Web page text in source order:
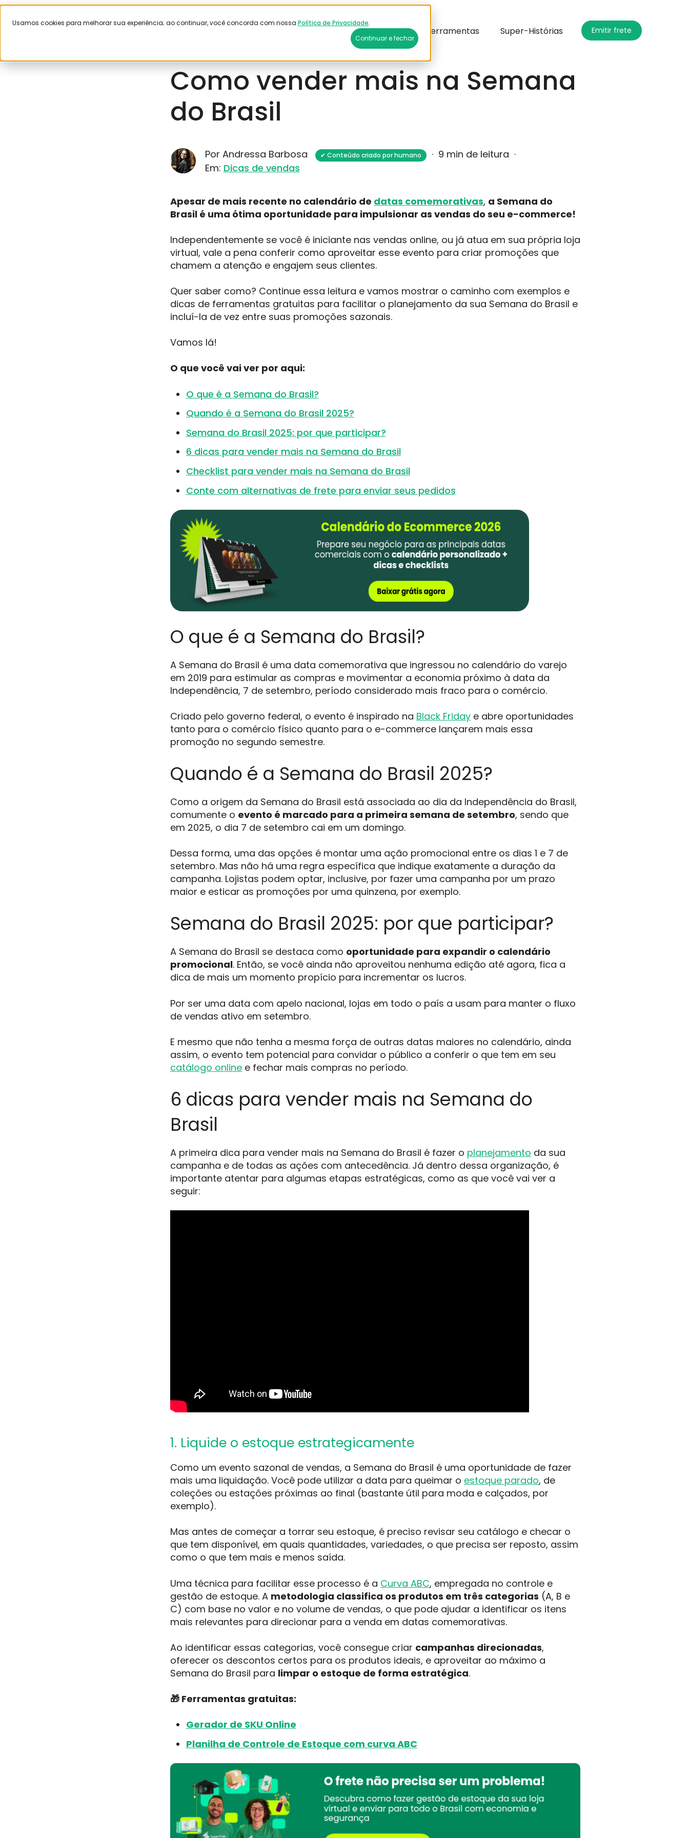
Usamos cookies para melhorar sua experiência; ao continuar, você concorda com nossa Política de Privacidade.
Continuar e fechar
Sobre a Plataforma Ferramentas Super-Histórias Emitir frete
Como vender mais na Semana
do Brasil
Por Andressa Barbosa ✔ Conteúdo criado por humano · 9 min de leitura ·
Em: Dicas de vendas
Apesar de mais recente no calendário de datas comemorativas, a Semana do
Brasil é uma ótima oportunidade para impulsionar as vendas do seu e-commerce!
Independentemente se você é iniciante nas vendas online, ou já atua em sua própria loja
virtual, vale a pena conferir como aproveitar esse evento para criar promoções que
chamem a atenção e engajem seus clientes.
Quer saber como? Continue essa leitura e vamos mostrar o caminho com exemplos e
dicas de ferramentas gratuitas para facilitar o planejamento da sua Semana do Brasil e
incluí-la de vez entre suas promoções sazonais.
Vamos lá!
O que você vai ver por aqui:
O que é a Semana do Brasil?
Quando é a Semana do Brasil 2025?
Semana do Brasil 2025: por que participar?
6 dicas para vender mais na Semana do Brasil
Checklist para vender mais na Semana do Brasil
Conte com alternativas de frete para enviar seus pedidos
O que é a Semana do Brasil?
A Semana do Brasil é uma data comemorativa que ingressou no calendário do varejo
em 2019 para estimular as compras e movimentar a economia próximo à data da
Independência, 7 de setembro, período considerado mais fraco para o comércio.
Criado pelo governo federal, o evento é inspirado na Black Friday e abre oportunidades
tanto para o comércio físico quanto para o e-commerce lançarem mais essa
promoção no segundo semestre.
Quando é a Semana do Brasil 2025?
Como a origem da Semana do Brasil está associada ao dia da Independência do Brasil,
comumente o evento é marcado para a primeira semana de setembro, sendo que
em 2025, o dia 7 de setembro cai em um domingo.
Dessa forma, uma das opções é montar uma ação promocional entre os dias 1 e 7 de
setembro. Mas não há uma regra específica que indique exatamente a duração da
campanha. Lojistas podem optar, inclusive, por fazer uma campanha por um prazo
maior e esticar as promoções por uma quinzena, por exemplo.
Semana do Brasil 2025: por que participar?
A Semana do Brasil se destaca como oportunidade para expandir o calendário
promocional. Então, se você ainda não aproveitou nenhuma edição até agora, fica a
dica de mais um momento propício para incrementar os lucros.
Por ser uma data com apelo nacional, lojas em todo o país a usam para manter o fluxo
de vendas ativo em setembro.
E mesmo que não tenha a mesma força de outras datas maiores no calendário, ainda
assim, o evento tem potencial para convidar o público a conferir o que tem em seu
catálogo online e fechar mais compras no período.
6 dicas para vender mais na Semana do
Brasil
A primeira dica para vender mais na Semana do Brasil é fazer o planejamento da sua
campanha e de todas as ações com antecedência. Já dentro dessa organização, é
importante atentar para algumas etapas estratégicas, como as que você vai ver a
seguir:
1. Liquide o estoque estrategicamente
Como um evento sazonal de vendas, a Semana do Brasil é uma oportunidade de fazer
mais uma liquidação. Você pode utilizar a data para queimar o estoque parado, de
coleções ou estações próximas ao final (bastante útil para moda e calçados, por
exemplo).
Mas antes de começar a torrar seu estoque, é preciso revisar seu catálogo e checar o
que tem disponível, em quais quantidades, variedades, o que precisa ser reposto, assim
como o que tem mais e menos saída.
Uma técnica para facilitar esse processo é a Curva ABC, empregada no controle e
gestão de estoque. A metodologia classifica os produtos em três categorias (A, B e
C) com base no valor e no volume de vendas, o que pode ajudar a identificar os itens
mais relevantes para direcionar para a venda em datas comemorativas.
Ao identificar essas categorias, você consegue criar campanhas direcionadas,
oferecer os descontos certos para os produtos ideais, e aproveitar ao máximo a
Semana do Brasil para limpar o estoque de forma estratégica.
🎁 Ferramentas gratuitas:
Gerador de SKU Online
Planilha de Controle de Estoque com curva ABC